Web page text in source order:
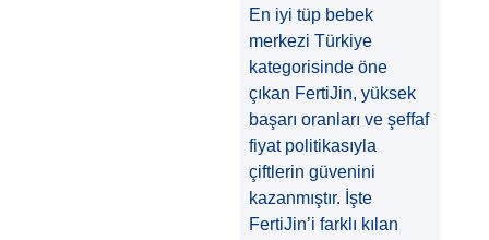
En iyi tüp bebek
merkezi Türkiye
kategorisinde öne
çıkan FertiJin, yüksek
başarı oranları ve şeffaf
fiyat politikasıyla
çiftlerin güvenini
kazanmıştır. İşte
FertiJin’i farklı kılan